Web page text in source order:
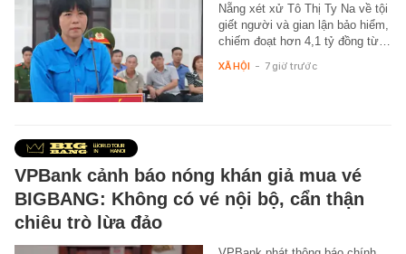
Nẵng xét xử Tô Thị Ty Na về tội
giết người và gian lận bảo hiểm,
chiếm đoạt hơn 4,1 tỷ đồng từ…
XÃ HỘI - 7 giờ trước
VPBank cảnh báo nóng khán giả mua vé
BIGBANG: Không có vé nội bộ, cẩn thận
chiêu trò lừa đảo